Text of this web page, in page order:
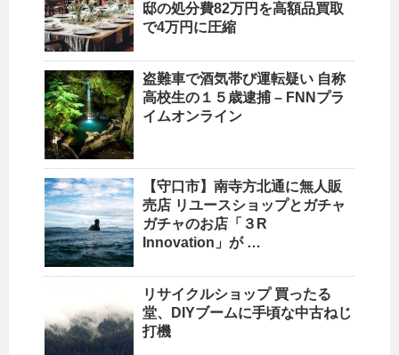
邸の処分費82万円を高額品買取
で4万円に圧縮
盗難車で酒気帯び運転疑い 自称
高校生の１５歳逮捕 – FNNプラ
イムオンライン
【守口市】南寺方北通に無人販
売店 リユースショップとガチャ
ガチャのお店「３R
Innovation」が …
リサイクルショップ買ったる
堂、DIYブームに手頃な中古ねじ
打機